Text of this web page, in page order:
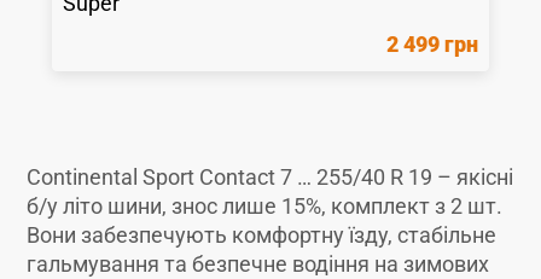
2 499 грн
Continental Sport Contact 7 … 255/40 R 19 – якісні
б/у літо шини, знос лише 15%, комплект з 2 шт.
Вони забезпечують комфортну їзду, стабільне
гальмування та безпечне водіння на зимових